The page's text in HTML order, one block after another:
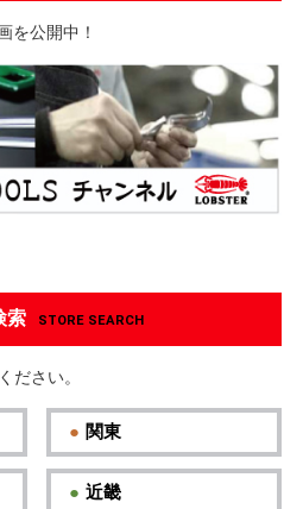
を公開中！
索 STORE SEARCH
ださい。
関東
近畿